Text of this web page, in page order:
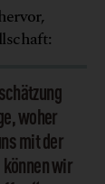
woher
mit der
wir